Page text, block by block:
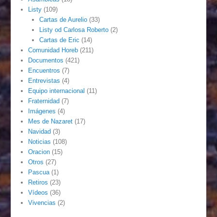
Listy (109)
Cartas de Aurelio(33)
Listy od Carlosa Roberto(2)
Cartas de Eric (14)
Comunidad Horeb (211)
Documentos (421)
Encuentros (7)
Entrevistas (4)
Equipo internacional (11)
Fraternidad (7)
Imágenes (4)
Mes de Nazaret (17)
Navidad (3)
Noticias (108)
Oracion (15)
Otros (27)
Pascua (1)
Retiros (23)
Vídeos (36)
Vivencias (2)